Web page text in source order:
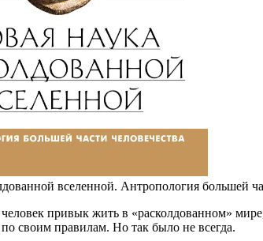
вселенной. Антропология большей
привык жить в «расколдованном»
своим правилам. Но так было не всегда.